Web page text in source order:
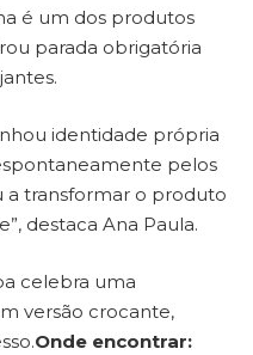
é um dos produtos
parada obrigatória
identidade própria
pelos
a transformar o produto
destaca Ana Paula.
celebra uma
versão crocante,
Onde encontrar: